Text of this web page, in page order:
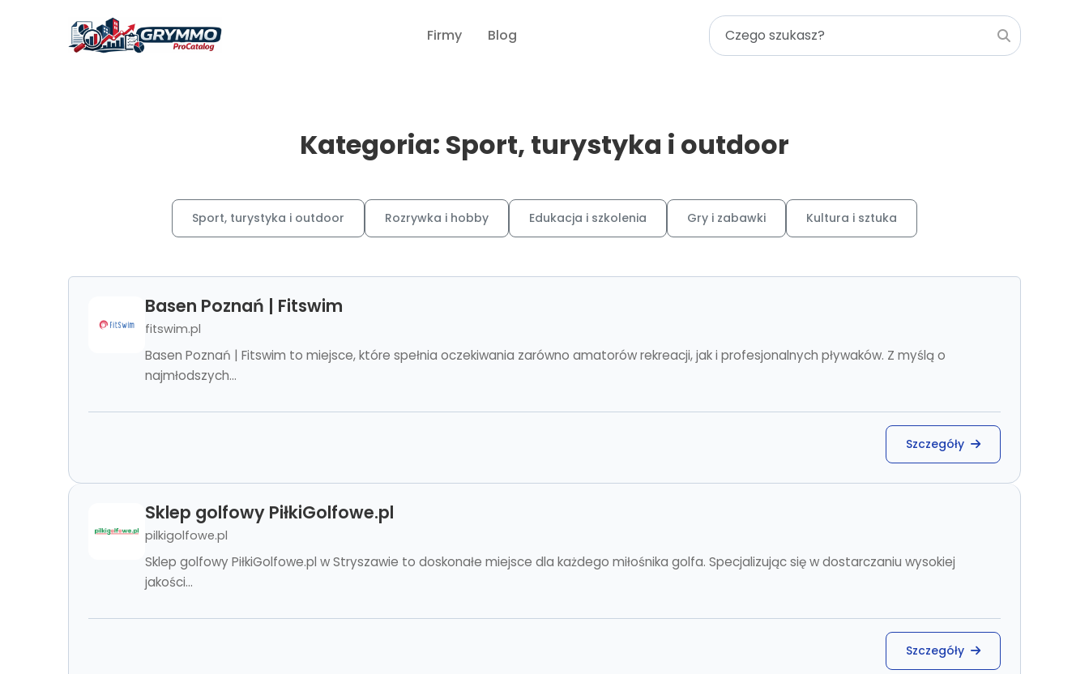
Firmy Blog
Kategoria: Sport, turystyka i outdoor
Sport, turystyka i outdoor Rozrywka i hobby Edukacja i szkolenia Gry i zabawki Kultura i sztuka
Basen Poznań | Fitswim
fitswim.pl
Basen Poznań | Fitswim to miejsce, które spełnia oczekiwania zarówno amatorów rekreacji, jak i profesjonalnych pływaków. Z myślą o
najmłodszych...
Szczegóły
Sklep golfowy PiłkiGolfowe.pl
pilkigolfowe.pl
Sklep golfowy PiłkiGolfowe.pl w Stryszawie to doskonałe miejsce dla każdego miłośnika golfa. Specjalizując się w dostarczaniu wysokiej
jakości...
Szczegóły